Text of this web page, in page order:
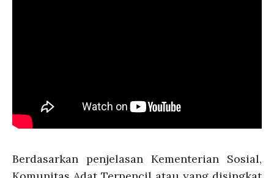
Berdasarkan penjelasan Kementerian Sosial,